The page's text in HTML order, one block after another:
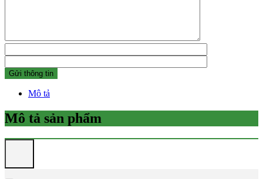
Mô tả
Mô tả sản phẩm